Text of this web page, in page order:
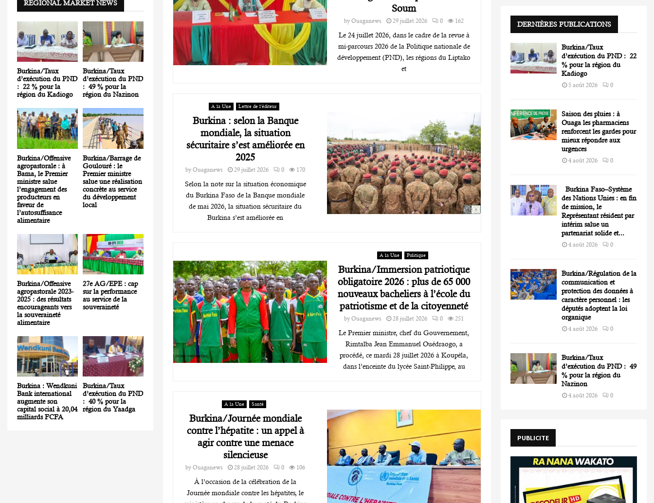
Soum
by Ouaganews 29 juillet 2026 0 162
Le 24 juillet 2026, dans le cadre de la revue à
mi-parcours 2026 de la Politique nationale de
développement (PND), les régions du Liptako
et
A la Une Lettre de l'éditeur
Burkina : selon la Banque
mondiale, la situation
sécuritaire s’est améliorée en
2025
by Ouaganews 29 juillet 2026 0 170
Selon la note sur la situation économique
du Burkina Faso de la Banque mondiale
de mai 2026, la situation sécuritaire du
Burkina s’est améliorée en
A la Une Politique
Burkina/Immersion patriotique
obligatoire 2026 : plus de 65 000
nouveaux bacheliers à l’école du
patriotisme et de la citoyenneté
by Ouaganews 28 juillet 2026 0 251
Le Premier ministre, chef du Gouvernement,
Rimtalba Jean Emmanuel Ouédraogo, a
procédé, ce mardi 28 juillet 2026 à Koupéla,
dans l’enceinte du lycée Saint-Philippe, au
A la Une Santé
Burkina/Journée mondiale
contre l’hépatite : un appel à
agir contre une menace
silencieuse
by Ouaganews 28 juillet 2026 0 106
À l’occasion de la célébration de la
Journée mondiale contre les hépatites, le
REGIONAL MARKET NEWS
Burkina/Taux
d’exécution du PND
: 22 % pour la
région du Kadiogo
Burkina/Taux
d’exécution du PND
: 49 % pour la
région du Nazinon
Burkina/Offensive
agropastorale : à
Bama, le Premier
ministre salue
l’engagement des
producteurs en
faveur de
l’autosuffisance
alimentaire
Burkina/Barrage de
Goulouré : le
Premier ministre
salue une réalisation
concrète au service
du développement
local
Burkina/Offensive
agropastorale 2023-
2025 : des résultats
encourageants vers
la souveraineté
alimentaire
27e AG/EPE : cap
sur la performance
au service de la
souveraineté
Burkina : Wendkuni
Bank international
augmente son
capital social à 20,04
milliards FCFA
Burkina/Taux
d’exécution du PND
: 40 % pour la
région du Yaadga
r
H
DERNIÈRES PUBLICATIONS
Burkina/Taux
d’exécution du PND : 22
% pour la région du
Kadiogo
5 août 2026 0
Saison des pluies : à
Ouaga les pharmaciens
renforcent les gardes pour
mieux répondre aux
urgences
4 août 2026 0
Burkina Faso–Système
des Nations Unies : en fin
de mission, le
Représentant résident par
intérim salue un
partenariat solide et...
4 août 2026 0
Burkina/Régulation de la
communication et
protection des données à
caractère personnel : les
députés adoptent la loi
organique
4 août 2026 0
Burkina/Taux
d’exécution du PND : 49
% pour la région du
Nazinon
4 août 2026 0
PUBLICITE